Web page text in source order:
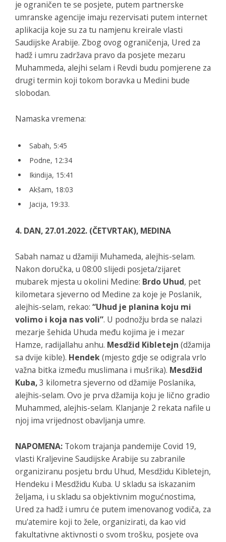
je ograničen te se posjete, putem partnerske
umranske agencije imaju rezervisati putem internet
aplikacija koje su za tu namjenu kreirale vlasti
Saudijske Arabije. Zbog ovog ograničenja, Ured za
hadž i umru zadržava pravo da posjete mezaru
Muhammeda, alejhi selam i Revdi budu pomjerene za
drugi termin koji tokom boravka u Medini bude
slobodan.
Namaska vremena:
Sabah, 5:45
Podne, 12:34
Ikindija, 15:41
Akšam, 18:03
Jacija, 19:33.
4. DAN, 27.01.2022. (ČETVRTAK), MEDINA
Sabah namaz u džamiji Muhameda, alejhis-selam.
Nakon doručka, u 08:00 slijedi posjeta/zijaret
mubarek mjesta u okolini Medine: Brdo Uhud, pet
kilometara sjeverno od Medine za koje je Poslanik,
alejhis-selam, rekao: “Uhud je planina koju mi
volimo i koja nas voli”. U podnožju brda se nalazi
mezarje šehida Uhuda među kojima je i mezar
Hamze, radijallahu anhu. Mesdžid Kibletejn (džamija
sa dvije kible). Hendek(mjesto gdje se odigrala vrlo
važna bitka između muslimana i mušrika). Mesdžid
Kuba,3 kilometra sjeverno od džamije Poslanika,
alejhis-selam. Ovo je prva džamija koju je lično gradio
Muhammed, alejhis-selam. Klanjanje 2 rekata nafile u
njoj ima vrijednost obavljanja umre.
NAPOMENA: Tokom trajanja pandemije Covid 19,
vlasti Kraljevine Saudijske Arabije su zabranile
organiziranu posjetu brdu Uhud, Mesdžidu Kibletejn,
Hendeku i Mesdžidu Kuba. U skladu sa iskazanim
željama, i u skladu sa objektivnim mogućnostima,
Ured za hadž i umru će putem imenovanog vodiča, za
mu'atemire koji to žele, organizirati, da kao vid
fakultativne aktivnosti o svom trošku, posjete ova